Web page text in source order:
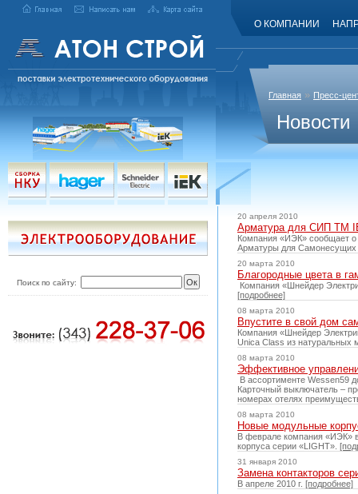
О КОМПАНИИ
Главная » Пресс-
Новости
Поиск по сайту:
20 апреля 2010
Арматура для СИП ТМ
Компания «ИЭК» сообщает о
Арматуры для
20 марта 2010
Благородные цвета в
Компания «Шнейдер
[подробнее]
08 марта 2010
Впустите в свой дом
Компания «Шнейдер
Unica Class из натуральных
08 марта 2010
Эффективное
В ассортименте Wessen59
Карточный выключатель –
номерах отелях
08 марта 2010
Новые модульные
В феврале компания «ИЭК»
корпуса серии «LIGHT».
31 января 2010
Замена контакторов
В апреле 2010 г. [подробнее]